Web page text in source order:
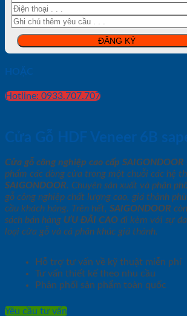
HOẶC
Hotline: 0933.707.707
Cửa Gỗ HDF Veneer 6B
Cửa gỗ công nghiệp cao cấp SAIGONDOOR
phẩm các dòng cửa trong một chuỗi các hệ
SAIGONDOOR. Chuyên sản xuất và phân
gỗ công nghiệp chất lượng cao, giá thành
cầu khách hàng. Trên hết, SAIGONDOOR
sách bán hàng ƯU ĐÃI CAO đi kèm với sự
loại cửa gỗ và cả phân khúc giá thành.
Hỗ trợ tư vấn về kỹ thuật miễn phí
Tư vấn thiết kế theo nhu cầu
Phân phối sản phẩm toàn quốc
Yêu cầu tư vấn